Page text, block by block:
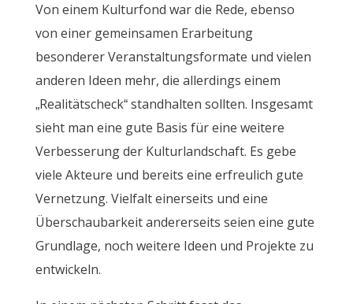
Von einem Kulturfond war die Rede, ebenso
von einer gemeinsamen Erarbeitung
besonderer Veranstaltungsformate und vielen
anderen Ideen mehr, die allerdings einem
„Realitätscheck“ standhalten sollten. Insgesamt
sieht man eine gute Basis für eine weitere
Verbesserung der Kulturlandschaft. Es gebe
viele Akteure und bereits eine erfreulich gute
Vernetzung. Vielfalt einerseits und eine
Überschaubarkeit andererseits seien eine gute
Grundlage, noch weitere Ideen und Projekte zu
entwickeln.